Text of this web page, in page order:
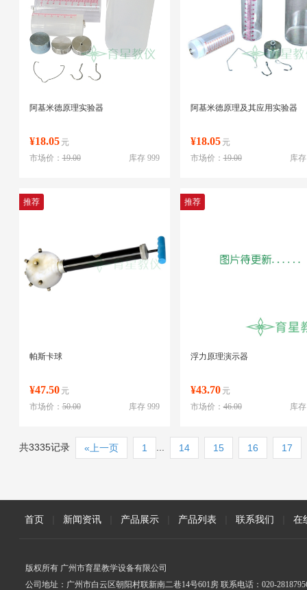
阿基米德原理实验器
¥18.05 元
库存 999
市场价：19.00
阿基米德原理及其应用实验器
¥18.05 元
库
市场价：19.00
推荐
帕斯卡球
¥47.50 元
库存 999
市场价：50.00
推荐
浮力原理演示器
¥43.70 元
库
市场价：46.00
共3335记录 «上一页 1 14 15 16 17
首页 新闻资讯 产品展示 产品列表 联系我们 在
版权所有 广州市育星教学设备有限公司
公司地址：广州市白云区朝阳村联新南二巷14号601房 联系电话：020-